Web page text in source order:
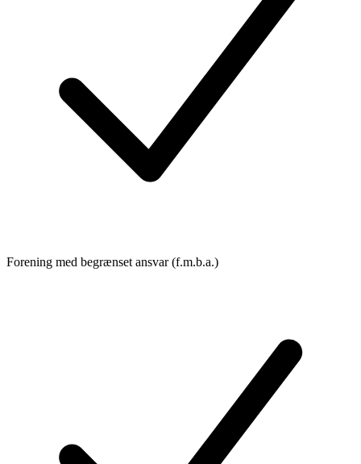
Forening med begrænset ansvar (f.m.b.a.)